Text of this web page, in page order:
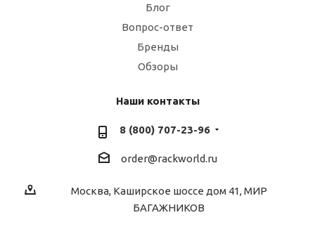
Блог
Вопрос-ответ
Бренды
Обзоры
Наши контакты
8 (800) 707-23-96
order@rackworld.ru
Москва, Каширское шоссе дом 41, МИР
БАГАЖНИКОВ